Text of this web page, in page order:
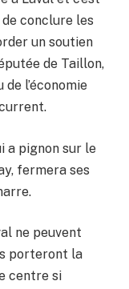
conclure les
un soutien
de Taillon,
l’économie
a pignon sur le
fermera ses
ne peuvent
porteront la
centre si